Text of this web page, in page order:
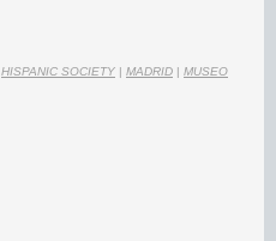
HISPANIC SOCIETY | MADRID | MUSEO